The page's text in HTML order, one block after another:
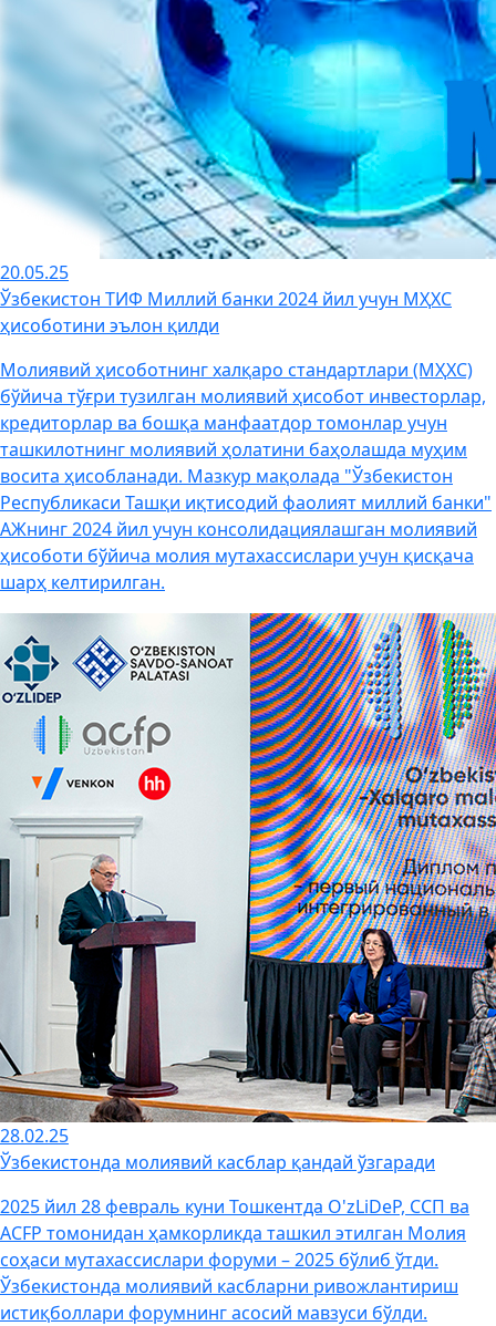
20.05.25
Ўзбекистон ТИФ Миллий банки 2024 йил учун МҲХС
ҳисоботини эълон қилди
Молиявий ҳисоботнинг халқаро стандартлари (МҲХС)
бўйича тўғри тузилган молиявий ҳисобот инвесторлар,
кредиторлар ва бошқа манфаатдор томонлар учун
ташкилотнинг молиявий ҳолатини баҳолашда муҳим
восита ҳисобланади. Мазкур мақолада "Ўзбекистон
Республикаси Ташқи иқтисодий фаолият миллий банки"
АЖнинг 2024 йил учун консолидациялашган молиявий
ҳисоботи бўйича молия мутахассислари учун қисқача
шарҳ келтирилган.
28.02.25
Ўзбекистонда молиявий касблар қандай ўзгаради
2025 йил 28 февраль куни Тошкентда O'zLiDeP, ССП ва
ACFP томонидан ҳамкорликда ташкил этилган Молия
соҳаси мутахассислари форуми – 2025 бўлиб ўтди.
Ўзбекистонда молиявий касбларни ривожлантириш
истиқболлари форумнинг асосий мавзуси бўлди.